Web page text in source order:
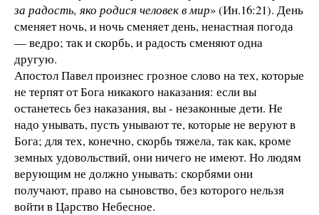
за радость, яко родися человек в мир» (Ин.16:21). День
сменяет ночь, и ночь сменяет день, ненастная погода
— ведро; так и скорбь, и радость сменяют одна
другую.
Апостол Павел произнес грозное слово на тех, которые
не терпят от Бога никакого наказания: если вы
останетесь без наказания, вы - незаконные дети. Не
надо унывать, пусть унывают те, которые не веруют в
Бога; для тех, конечно, скорбь тяжела, так как, кроме
земных удовольствий, они ничего не имеют. Но людям
верующим не должно унывать: скорбями они
получают, право на сыновство, без которого нельзя
войти в Царство Небесное.